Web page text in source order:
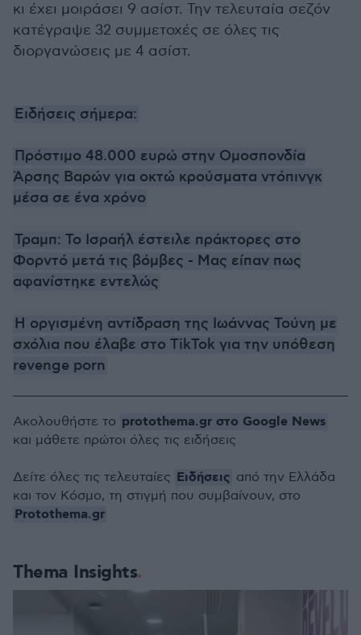
κι έχει μοιράσει 9 ασίστ. Την τελευταία σεζόν
κατέγραψε 32 συμμετοχές σε όλες τις
διοργανώσεις με 4 ασίστ.
Ειδήσεις σήμερα:
Πρόστιμο 48.000 ευρώ στην Ομοσπονδία
Άρσης Βαρών για οκτώ κρούσματα ντόπινγκ
μέσα σε ένα χρόνο
Τραμπ: Το Ισραήλ έστειλε πράκτορες στο
Φορντό μετά τις βόμβες - Μας είπαν πως
αφανίστηκε εντελώς
Η οργισμένη αντίδραση της Ιωάννας Τούνη με
σχόλια που έλαβε στο TikTok για την υπόθεση
revenge porn
Thema Insights
Ακολουθήστε το protothema.gr στο Google News
και μάθετε πρώτοι όλες τις ειδήσεις
Δείτε όλες τις τελευταίες Ειδήσεις από την Ελλάδα
και τον Κόσμο, τη στιγμή που συμβαίνουν, στο
Protothema.gr